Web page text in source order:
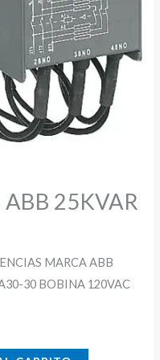
ABB 25KVAR
MARCA ABB
30 BOBINA 120VAC